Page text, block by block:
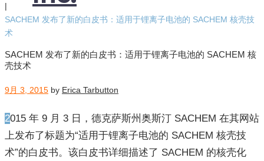
|
SACHEM 发布了新的白皮书：适用于锂离子电池的 SACHEM 核壳技
术
SACHEM 发布了新的白皮书：适用于锂离子电池的 SACHEM 核
壳技术
9月 3, 2015 by Erica Tarbutton
2015 年 9 月 3 日，德克萨斯州奥斯汀 SACHEM 在其网站
上发布了标题为“适用于锂离子电池的 SACHEM 核壳技
术”的白皮书。该白皮书详细描述了 SACHEM 的核壳化